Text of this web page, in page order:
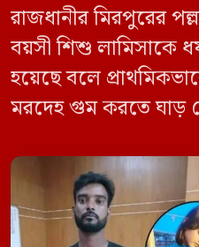
রাজধানীর মিরপুরের
বয়সী শিশু লামিসাকে
হয়েছে বলে
মরদেহ গুম করতে ঘাড়
চালানো হয় এই নৃশংস
ভাড়াটিয়া সোহেল রানা
আক্তারকে (২৬) মাত্র